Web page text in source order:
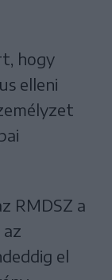
hogy
elleni
RMDSZ a
el